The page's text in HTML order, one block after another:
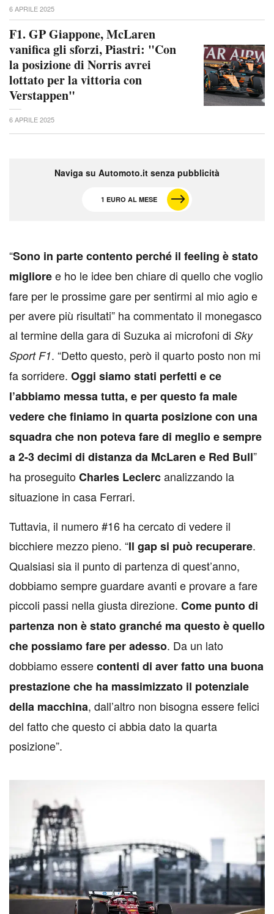
6 APRILE 2025
F1. GP Giappone, McLaren
vanifica gli sforzi, Piastri: "Con
la posizione di Norris avrei
lottato per la vittoria con
Verstappen"
6 APRILE 2025
Naviga su Automoto.it senza pubblicità
1 EURO AL MESE
“Sono in parte contento perché il feeling è stato
miglioree ho le idee ben chiare di quello che voglio
fare per le prossime gare per sentirmi al mio agio e
per avere più risultati” ha commentato il monegasco
al termine della gara di Suzuka ai microfoni di Sky
Sport F1. “Detto questo, però il quarto posto non mi
fa sorridere. Oggi siamo stati perfetti e ce
l’abbiamo messa tutta, e per questo fa male
vedere che finiamo in quarta posizione con una
squadra che non poteva fare di meglio e sempre
a 2-3 decimi di distanza da McLaren e Red Bull”
ha proseguitoCharles Leclercanalizzando la
situazione in casa Ferrari.
Tuttavia, il numero #16 ha cercato di vedere il
bicchiere mezzo pieno. “Il gap si può recuperare.
Qualsiasi sia il punto di partenza di quest’anno,
dobbiamo sempre guardare avanti e provare a fare
piccoli passi nella giusta direzione. Come punto di
partenza non è stato granché ma questo è quello
che possiamo fare per adesso. Da un lato
dobbiamo esserecontenti di aver fatto una buona
prestazione che ha massimizzato il potenziale
della macchina, dall’altro non bisogna essere felici
del fatto che questo ci abbia dato la quarta
posizione”.